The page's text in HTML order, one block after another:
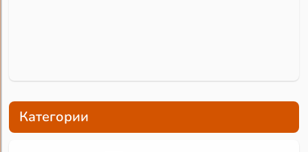
Категории